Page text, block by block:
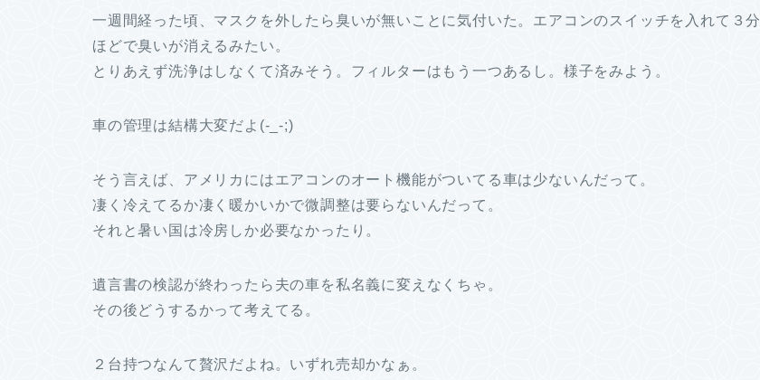
一週間経った頃、マスクを外したら臭いが無いことに気付いた。エアコンのスイッチを入れて３分
ほどで臭いが消えるみたい。
とりあえず洗浄はしなくて済みそう。フィルターはもう一つあるし。様子をみよう。
車の管理は結構大変だよ(-_-;)
そう言えば、アメリカにはエアコンのオート機能がついてる車は少ないんだって。
凄く冷えてるか凄く暖かいかで微調整は要らないんだって。
それと暑い国は冷房しか必要なかったり。
遺言書の検認が終わったら夫の車を私名義に変えなくちゃ。
その後どうするかって考えてる。
２台持つなんて贅沢だよね。いずれ売却かなぁ。